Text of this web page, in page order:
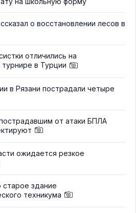
о восстановлении лесов в
отличились на
в Турции
в Рязани пострадали четыре
от атаки БПЛА
ожидается резкое
здание
техникума